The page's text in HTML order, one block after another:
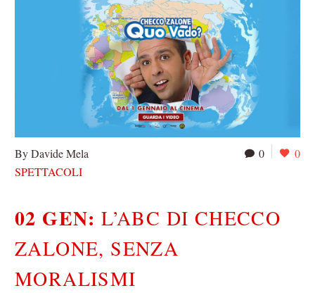
0 0
By Davide Mela
SPETTACOLI
02 GEN:L’ABC DI CHECCO
ZALONE, SENZA
MORALISMI